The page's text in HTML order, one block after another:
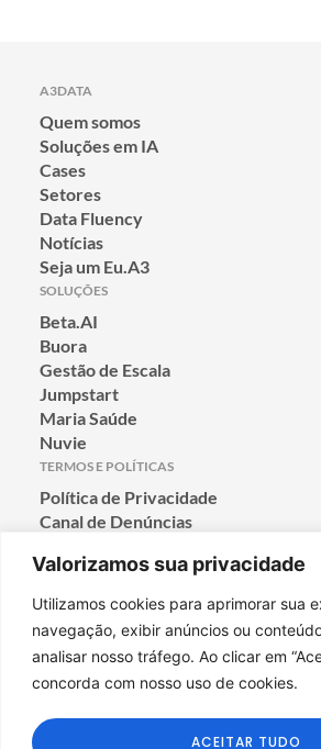
experiência, melhorar o desempenho,
Valorizamos sua privacidade
Utilizamos cookies para aprimorar sua
navegação, exibir anúncios ou
analisar nosso tráfego. Ao clicar em
concorda com nosso uso de cookies.
ACEITAR TUDO
A3DATA
Quem somos
Soluções em IA
Cases
Setores
Data Fluency
Notícias
Seja um Eu.A3
SOLUÇÕES
Beta.AI
Buora
Gestão de Escala
Jumpstart
Maria Saúde
Nuvie
TERMOS E POLÍTICAS
Política de Privacidade
Canal de Denúncias
Política de Cookies
CONTATO
Rua Jaceguaí, 208, SL 701
Prado, Belo Horizonte-MG
CEP: 30411-040
mkt@a3data.com.br